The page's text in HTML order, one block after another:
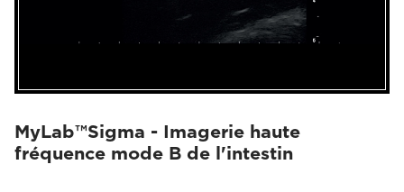
MyLab™Sigma - Imagerie haute
fréquence mode B de l'intestin